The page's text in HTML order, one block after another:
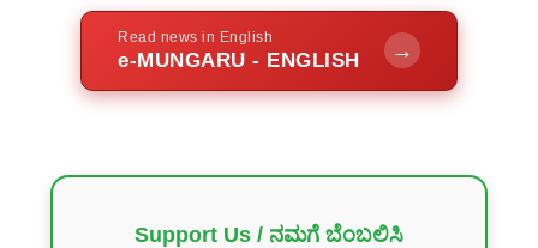
Read news in English
e-MUNGARU - ENGLISH →
Support Us / ನಮಗೆ ಬೆಂಬಲಿಸಿ